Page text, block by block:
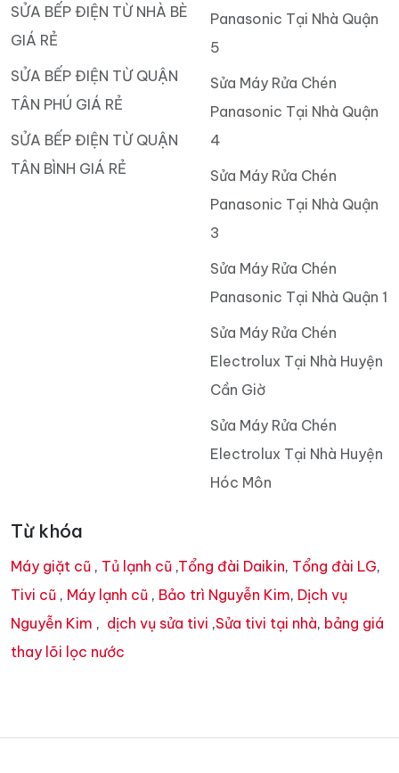
SỬA BẾP ĐIỆN TỪ NHÀ BÈ
GIÁ RẺ
SỬA BẾP ĐIỆN TỪ QUẬN
TÂN PHÚ GIÁ RẺ
SỬA BẾP ĐIỆN TỪ QUẬN
TÂN BÌNH GIÁ RẺ
Panasonic Tại Nhà Quận
5
Sửa Máy Rửa Chén
Panasonic Tại Nhà Quận
4
Sửa Máy Rửa Chén
Panasonic Tại Nhà Quận
3
Sửa Máy Rửa Chén
Panasonic Tại Nhà Quận 1
Sửa Máy Rửa Chén
Electrolux Tại Nhà Huyện
Cần Giờ
Sửa Máy Rửa Chén
Electrolux Tại Nhà Huyện
Hóc Môn
Từ khóa
Máy giặt cũ , Tủ lạnh cũ ,Tổng đài Daikin, Tổng đài LG,
Tivi cũ , Máy lạnh cũ , Bảo trì Nguyễn Kim, Dịch vụ
Nguyễn Kim , dịch vụ sửa tivi ,Sửa tivi tại nhà, bảng giá
thay lõi lọc nước